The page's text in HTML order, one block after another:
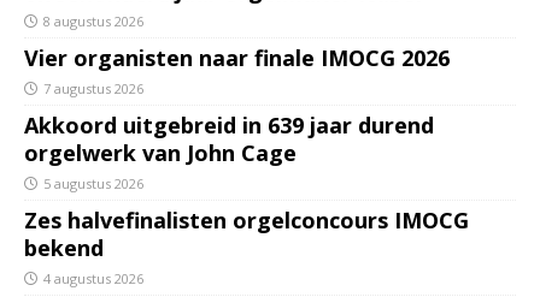
8 augustus 2026
Vier organisten naar finale IMOCG 2026
7 augustus 2026
Akkoord uitgebreid in 639 jaar durend
orgelwerk van John Cage
5 augustus 2026
Zes halvefinalisten orgelconcours IMOCG
bekend
4 augustus 2026